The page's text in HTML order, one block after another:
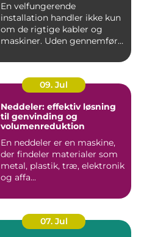
En velfungerende
installation handler ikke kun
om de rigtige kabler og
maskiner. Uden gennemført
09. Jul
Neddeler: effektiv løsning
til genvinding og
volumenreduktion
En neddeler er en maskine,
der findeler materialer som
metal, plastik, træ, elektronik
og affa...
07. Jul